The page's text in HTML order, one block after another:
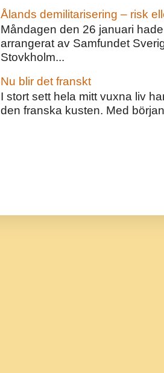
Ålands demilitarisering – risk
Måndagen den 26 januari
arrangerat av Samfundet
Stovkholm...
Nu blir det franskt
I stort sett hela mitt vuxna liv
den franska kusten. Med